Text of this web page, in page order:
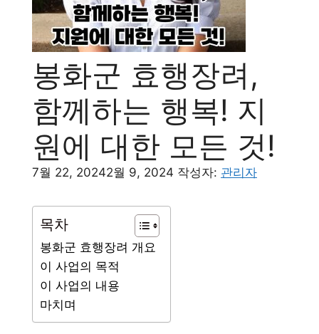
봉화군 효행장려,
함께하는 행복! 지
원에 대한 모든 것!
7월 22, 20242월 9, 2024 작성자: 관리자
목차
봉화군 효행장려 개요
이 사업의 목적
이 사업의 내용
마치며